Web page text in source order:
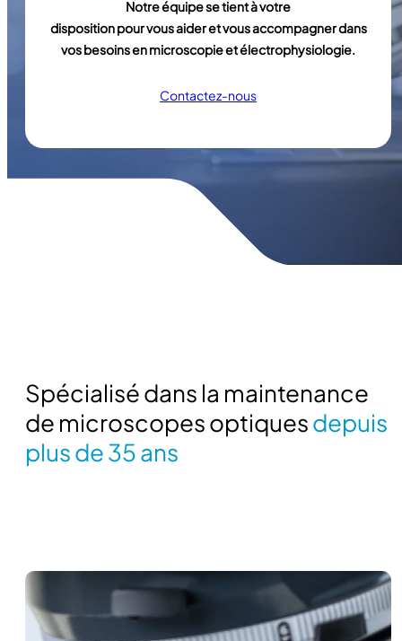
Notre équipe se tient à votre
disposition pour vous aider et vous accompagner dans
vos besoins en microscopie et électrophysiologie.
Contactez-nous
Spécialisé dans la maintenance
de microscopes optiquesdepuis
plus de 35 ans